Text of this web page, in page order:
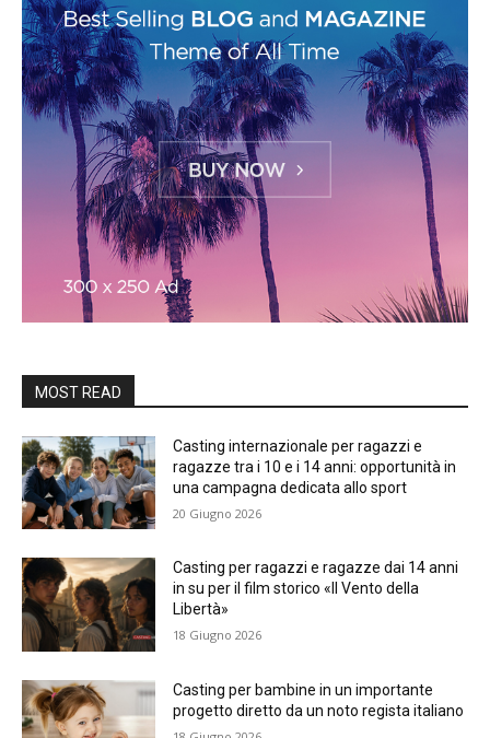
MOST READ
Casting internazionale per ragazzi e
ragazze tra i 10 e i 14 anni: opportunità in
una campagna dedicata allo sport
20 Giugno 2026
Casting per ragazzi e ragazze dai 14 anni
in su per il film storico «Il Vento della
Libertà»
18 Giugno 2026
Casting per bambine in un importante
progetto diretto da un noto regista italiano